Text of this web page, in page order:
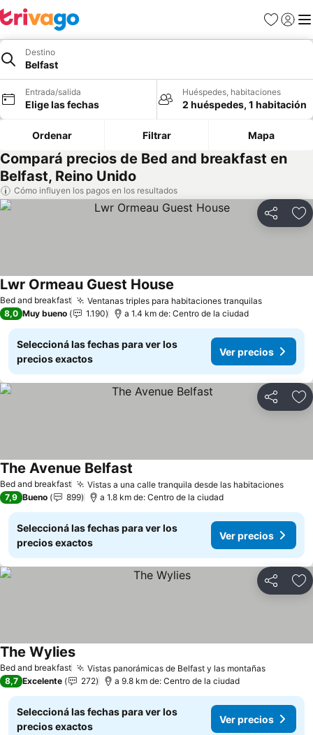
Favoritos
Iniciar
Destino
Belfast
Entrada/salida
Elige las fechas
Huéspedes, habitaciones
2 huéspedes, 1 habitación
Ordenar Filtrar Mapa
Compará precios de Bed and breakfast en
Belfast, Reino Unido
Cómo influyen los pagos en los resultados
Compartir
Bed and breakfast Ventanas triples para habitaciones tranquilas
Lwr Ormeau Guest House
8,0 Muy bueno 1.190 a 1.4 km de: Centro de la ciudad
Seleccioná las fechas para ver los
precios exactos
Ver precios
Compartir
Bed and breakfast Vistas a una calle tranquila desde las habitaciones
The Avenue Belfast
7,9 Bueno 899 a 1.8 km de: Centro de la ciudad
Seleccioná las fechas para ver los
precios exactos
Ver precios
Compartir
Bed and breakfast Vistas panorámicas de Belfast y las montañas
The Wylies
8,7 Excelente 272 a 9.8 km de: Centro de la ciudad
Seleccioná las fechas para ver los
precios exactos
Ver precios